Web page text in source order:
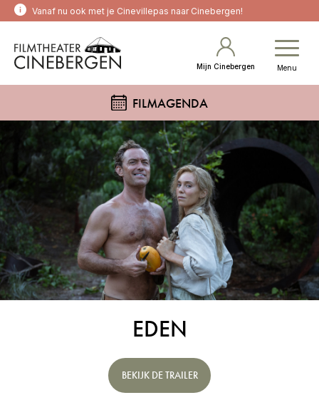
Vanaf nu ook met je Cinevillepas naar Cinebergen!
Mijn Cinebergen Menu
FILMAGENDA
EDEN
BEKIJK DE TRAILER